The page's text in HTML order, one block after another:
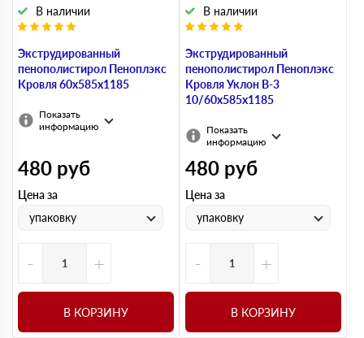
Экструдированный
пенополистирол Пеноплэкс
Кровля 60х585х1185
В наличии
Показать
информацию
480 руб
Цена за
упаковку
- +
В КОРЗИНУ
Экструдированный
пенополистирол Пеноплэкс
Кровля Уклон В-3
10/60х585х1185
В наличии
Показать
информацию
480 руб
Цена за
упаковку
- +
В КОРЗИНУ